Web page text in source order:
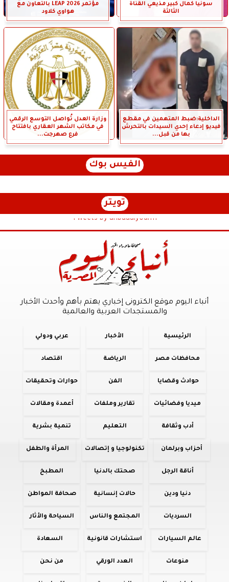
سونيا كمال كبير مذيعي القناة
الثالثة
مؤتمر LEAP 2026 بالتعاون مع
هواوي كلاود
الداخلية:ضبط المتهمين في مقطع
فيديو إدعاء إحدي السيدات بالتحرش
بها من قبل...
وزارة العدل تُواصل التوسع الرقمي
في مكاتب الشهر العقاري بافتتاح
فرع صهرجت...
الفيس بوك
تويتر
Tweets by anbaaalyoum1
أنباء اليوم موقع الكترونى إخباري يهتم بأهم وأحدث الأخبار
والمستجدات العربية والعالمية
الرئيسية الأخبار عربي ودولي
محافظات مصر الرياضة اقتصاد
حوادث وقضايا الفن حوارات وتحقيقات
ميديا وفضائيات تقارير وملفات أعمدة ومقالات
أدب وثقافة التعليم تنمية بشرية
أحزاب وبرلمان تكنولوجيا و إتصالات المرأة والطفل
أناقة الرجل صحتك بالدنيا المطبخ
دنيا ودين حالات إنسانية صحافة المواطن
السرديات المجتمع والناس السياحة والأثار
عالم السيارات استشارات قانونية السعادة
منوعات العدد الورقي من نحن